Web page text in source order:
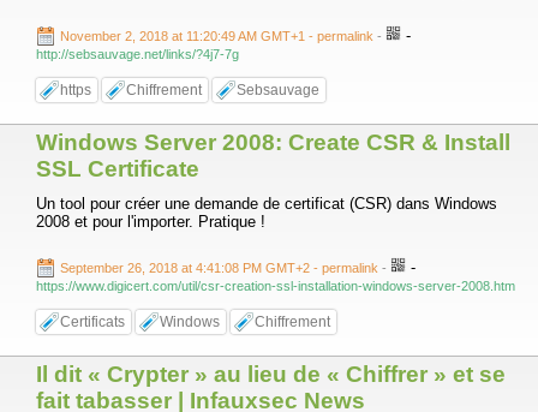
November 2, 2018 at 11:20:49 AM GMT+1 - permalink - -
http://sebsauvage.net/links/?4j7-7g
https Chiffrement Sebsauvage
Windows Server 2008: Create CSR & Install
SSL Certificate
Un tool pour créer une demande de certificat (CSR) dans Windows
2008 et pour l'importer. Pratique !
September 26, 2018 at 4:41:08 PM GMT+2 - permalink - -
https://www.digicert.com/util/csr-creation-ssl-installation-windows-server-2008.htm
Certificats Windows Chiffrement
Il dit « Crypter » au lieu de « Chiffrer » et se
fait tabasser | Infauxsec News